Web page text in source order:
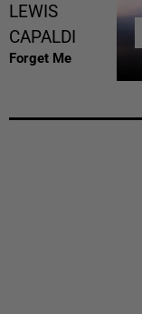
LEWIS
CAPALDI
Forget Me